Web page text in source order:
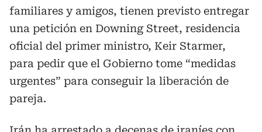
familiares y amigos, tienen previsto entregar
una petición en Downing Street, residencia
oficial del primer ministro, Keir Starmer,
para pedir que el Gobierno tome “medidas
urgentes” para conseguir la liberación de
pareja.